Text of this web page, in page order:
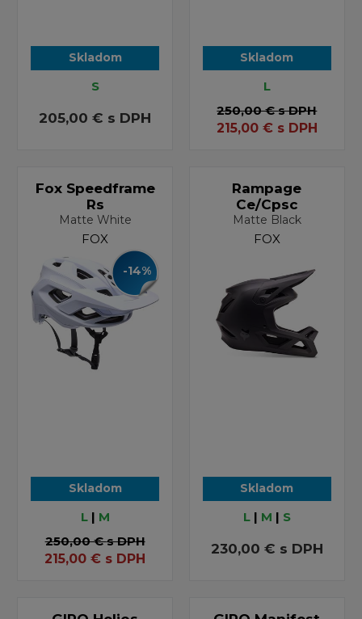
Skladom
S
205,00 € s DPH
Skladom
L
250,00 €s DPH
215,00€ s DPH
Fox Speedframe
Rs
Matte White
FOX
-14%
Skladom
L| M
250,00 €s DPH
215,00 € s DPH
Rampage
Ce/Cpsc
Matte Black
FOX
Skladom
L| M | S
230,00 € s DPH